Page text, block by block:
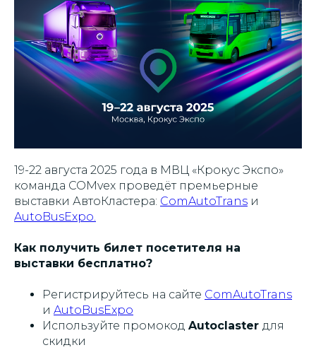
19-22 августа 2025 года в МВЦ «Крокус Экспо»
команда COMvex проведёт премьерные
выставки АвтоКластера: ComAutoTrans и
AutoBusExpo.
Как получить билет посетителя на
выставки бесплатно?
Регистрируйтесь на сайте ComAutoTrans
и AutoBusExpo
Используйте промокод Autoclaster для
скидки